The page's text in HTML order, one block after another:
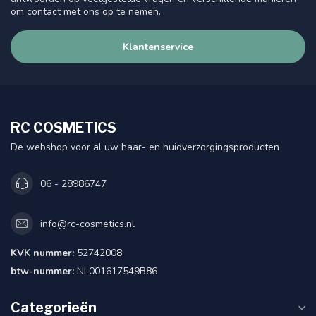
om contact met ons op te nemen.
Klantenservice
RC COSMETICS
De webshop voor al uw haar- en huidverzorgingsproducten
06 - 28986747
info@rc-cosmetics.nl
KVK nummer: 52742008
btw-nummer: NL001617549B86
Categorieën